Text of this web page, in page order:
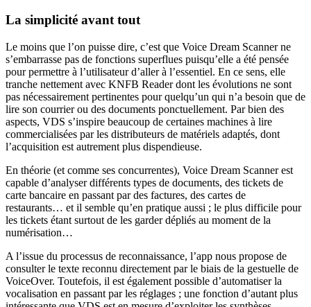
La simplicité avant tout
Le moins que l’on puisse dire, c’est que Voice Dream Scanner ne
s’embarrasse pas de fonctions superflues puisqu’elle a été pensée
pour permettre à l’utilisateur d’aller à l’essentiel. En ce sens, elle
tranche nettement avec KNFB Reader dont les évolutions ne sont
pas nécessairement pertinentes pour quelqu’un qui n’a besoin que de
lire son courrier ou des documents ponctuellement. Par bien des
aspects, VDS s’inspire beaucoup de certaines machines à lire
commercialisées par les distributeurs de matériels adaptés, dont
l’acquisition est autrement plus dispendieuse.
En théorie (et comme ses concurrentes), Voice Dream Scanner est
capable d’analyser différents types de documents, des tickets de
carte bancaire en passant par des factures, des cartes de
restaurants… et il semble qu’en pratique aussi ; le plus difficile pour
les tickets étant surtout de les garder dépliés au moment de la
numérisation…
A l’issue du processus de reconnaissance, l’app nous propose de
consulter le texte reconnu directement par le biais de la gestuelle de
VoiceOver. Toutefois, il est également possible d’automatiser la
vocalisation en passant par les réglages ; une fonction d’autant plus